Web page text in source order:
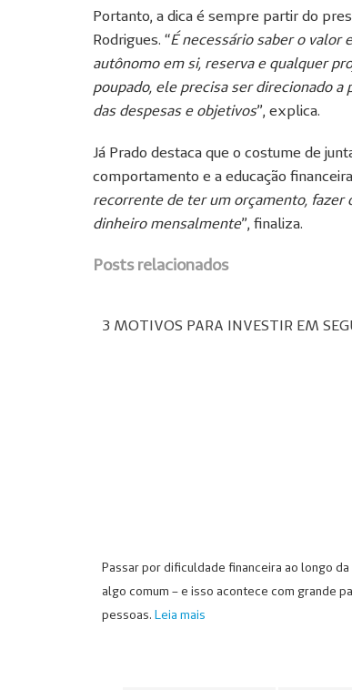
Portanto, a dica é sempre partir do
Rodrigues. “É necessário saber o valor
autônomo em si, reserva e qualquer
poupado, ele precisa ser direcionado
das despesas e objetivos”, explica.
Já Prado destaca que o costume de
comportamento e a educação
recorrente de ter um orçamento, fazer
dinheiro mensalmente”, finaliza.
Posts relacionados
3 MOTIVOS PARA INVESTIR EM
Passar por dificuldade financeira ao longo da
algo comum – e isso acontece com grande
pessoas. Leia mais